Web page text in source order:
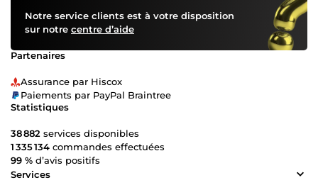
Notre service clients est à votre disposition
sur notre centre d’aide
Partenaires
Assurance par Hiscox
Paiements par PayPal Braintree
Statistiques
38 882 services disponibles
1 335 134 commandes effectuées
99 % d’avis positifs
Services